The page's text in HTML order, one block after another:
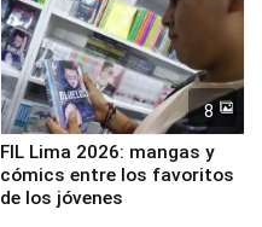
8
FIL Lima 2026: mangas y
cómics entre los favoritos
de los jóvenes